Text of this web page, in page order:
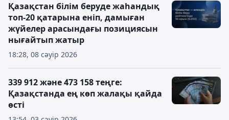
18:28, 08 сәуір 2026
Қазақстан білім беруде жаһандық
топ-20 қатарына еніп, дамыған
жүйелер арасындағы позициясын
нығайтып жатыр
339 912 және 473 158 теңге:
Қазақстанда ең көп жалақы қайда
өсті